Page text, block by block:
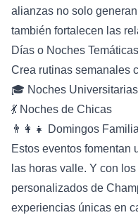
alianzas no solo
también fortalecen las
Días o Noches Temáticas
Crea rutinas semanales
🎓 Noches Universitarias
💃 Noches de Chicas
👨‍👩‍👧 Domingos
Estos eventos fomentan
las horas valle. Y con
personalizados de
experiencias únicas en